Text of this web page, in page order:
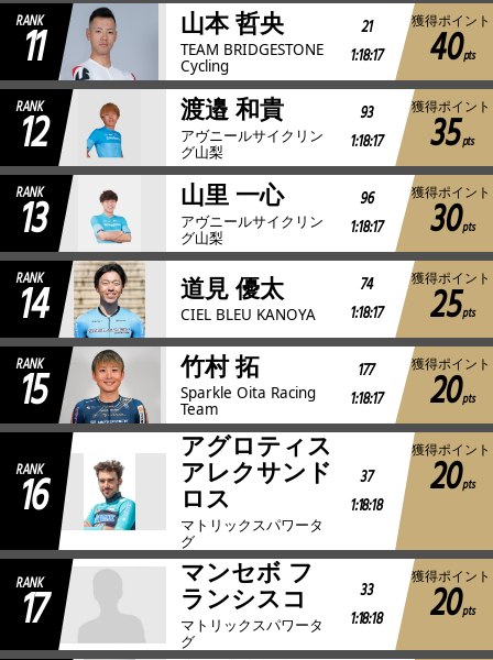
RANK
11 山本 哲央
TEAM BRIDGESTONE
Cycling
21
1:18:17
獲得ポイント
40pts
RANK
12 渡邉 和貴
アヴニールサイクリン
グ山梨
93
1:18:17
獲得ポイント
35 pts
RANK
13 山里 一心
アヴニールサイクリン
グ山梨
96
1:18:17
獲得ポイント
30pts
RANK
14 道見 優太
CIEL BLEU KANOYA
74
1:18:17
獲得ポイント
25pts
RANK
15 竹村 拓
Sparkle Oita Racing
Team
177
1:18:17
獲得ポイント
20pts
RANK
16
アグロティス
アレクサンド
ロス
マトリックスパワータ
グ
37
1:18:18
獲得ポイント
20pts
RANK
17
マンセボ フ
ランシスコ
マトリックスパワータ
グ
33
1:18:18
獲得ポイント
20pts